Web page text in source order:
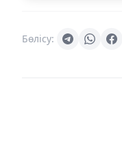
Бөлісу: